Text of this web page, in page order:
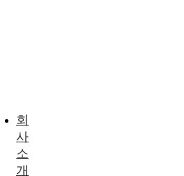
회
사
소
개